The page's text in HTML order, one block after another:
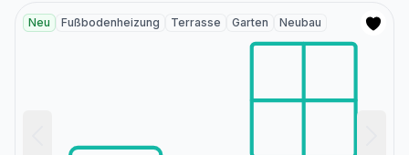
Neu Fußbodenheizung Terrasse Garten Neubau